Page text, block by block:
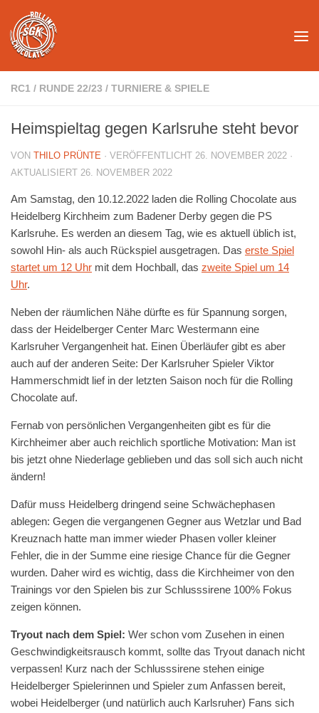
Unter dem Inhalt
RC1 / RUNDE 22/23 / TURNIERE & SPIELE
Heimspieltag gegen Karlsruhe steht bevor
VON THILO PRÜNTE · VERÖFFENTLICHT 26. NOVEMBER 2022 ·
AKTUALISIERT 26. NOVEMBER 2022
Am Samstag, den 10.12.2022 laden die Rolling Chocolate aus
Heidelberg Kirchheim zum Badener Derby gegen die PS
Karlsruhe. Es werden an diesem Tag, wie es aktuell üblich ist,
sowohl Hin- als auch Rückspiel ausgetragen. Das erste Spiel
startet um 12 Uhr mit dem Hochball, das zweite Spiel um 14
Uhr.
Neben der räumlichen Nähe dürfte es für Spannung sorgen,
dass der Heidelberger Center Marc Westermann eine
Karlsruher Vergangenheit hat. Einen Überläufer gibt es aber
auch auf der anderen Seite: Der Karlsruher Spieler Viktor
Hammerschmidt lief in der letzten Saison noch für die Rolling
Chocolate auf.
Fernab von persönlichen Vergangenheiten gibt es für die
Kirchheimer aber auch reichlich sportliche Motivation: Man ist
bis jetzt ohne Niederlage geblieben und das soll sich auch nicht
ändern!
Dafür muss Heidelberg dringend seine Schwächephasen
ablegen: Gegen die vergangenen Gegner aus Wetzlar und Bad
Kreuznach hatte man immer wieder Phasen voller kleiner
Fehler, die in der Summe eine riesige Chance für die Gegner
wurden. Daher wird es wichtig, dass die Kirchheimer von den
Trainings vor den Spielen bis zur Schlusssirene 100% Fokus
zeigen können.
Tryout nach dem Spiel: Wer schon vom Zusehen in einen
Geschwindigkeitsrausch kommt, sollte das Tryout danach nicht
verpassen! Kurz nach der Schlusssirene stehen einige
Heidelberger Spielerinnen und Spieler zum Anfassen bereit,
wobei Heidelberger (und natürlich auch Karlsruher) Fans sich